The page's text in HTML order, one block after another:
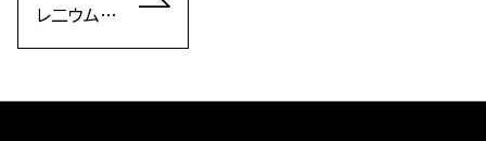
レ二ウム（Re）の取扱いを開始致しました。